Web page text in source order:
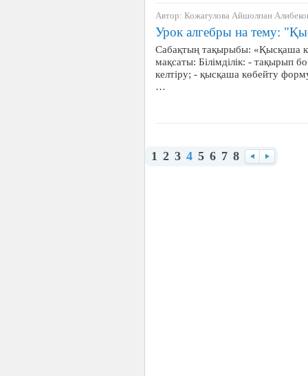
Автор: Кожагулова Айшолпан
Урок алгебры на тему:
Сабақтың тақырыбы: «Қысқаша
мақсаты: Білімділік: - тақырып
келтіру; - қысқаша көбейту
…
1 2 3 4 5 6 7 8